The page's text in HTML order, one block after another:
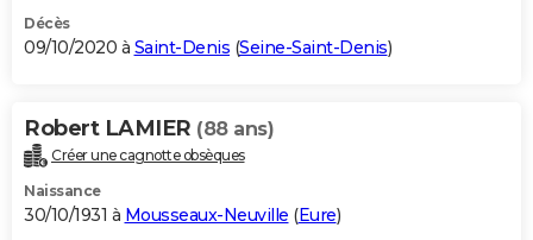
Décès
09/10/2020 à Saint-Denis (Seine-Saint-Denis)
Robert LAMIER (88 ans)
Créer une cagnotte obsèques
Naissance
30/10/1931 à Mousseaux-Neuville (Eure)